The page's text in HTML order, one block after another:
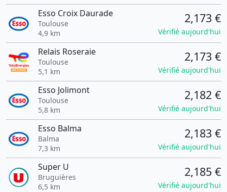
Esso Croix Daurade
Toulouse
4,9 km
2,173 €
Vérifié aujourd'hui
Relais Roseraie
Toulouse
5,1 km
2,173 €
Vérifié aujourd'hui
Esso Jolimont
Toulouse
5,8 km
2,182 €
Vérifié aujourd'hui
Esso Balma
Balma
7,3 km
2,183 €
Vérifié aujourd'hui
Super U
Bruguières
6,5 km
2,185 €
Vérifié aujourd'hui